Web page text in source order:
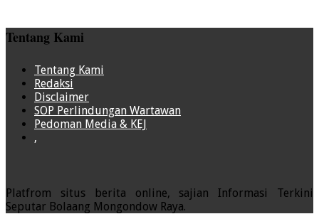
Tentang Kami
Tentang Kami
Redaksi
Disclaimer
SOP Perlindungan Wartawan
Pedoman Media & KEJ
,
Platfrom situs berita online, sajian Informasi Terkini
Seputar Bolaang Mongondow Raya.